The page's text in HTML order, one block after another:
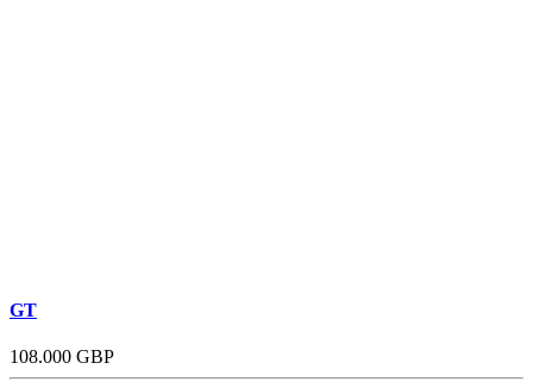
GT
108.000 GBP